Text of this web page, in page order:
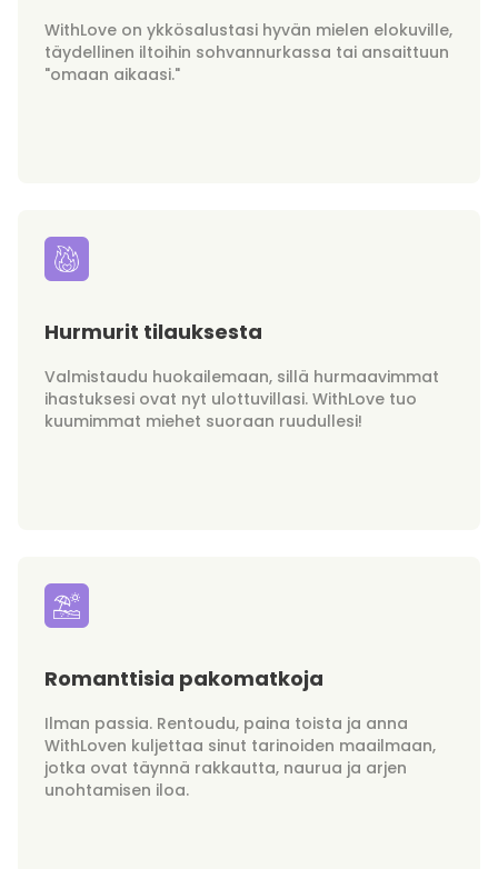
WithLove on ykkösalustasi hyvän mielen elokuville,
täydellinen iltoihin sohvannurkassa tai ansaittuun
"omaan aikaasi."
Hurmurit tilauksesta
Valmistaudu huokailemaan, sillä hurmaavimmat
ihastuksesi ovat nyt ulottuvillasi. WithLove tuo
kuumimmat miehet suoraan ruudullesi!
Romanttisia pakomatkoja
Ilman passia. Rentoudu, paina toista ja anna
WithLoven kuljettaa sinut tarinoiden maailmaan,
jotka ovat täynnä rakkautta, naurua ja arjen
unohtamisen iloa.